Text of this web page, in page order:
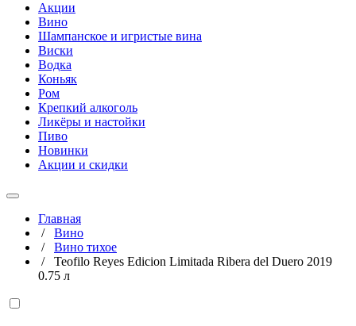
Акции
Вино
Шампанское и игристые вина
Виски
Водка
Коньяк
Ром
Крепкий алкоголь
Ликёры и настойки
Пиво
Новинки
Акции и скидки
Главная
/ Вино
/ Вино тихое
/ Teofilo Reyes Edicion Limitada Ribera del Duero 2019
0.75 л